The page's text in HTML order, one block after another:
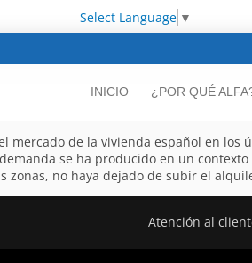
Select Language ▼
INICIO ¿POR QUÉ
de la vivienda español en los
se ha producido en un
no haya dejado de subir el
Atención al